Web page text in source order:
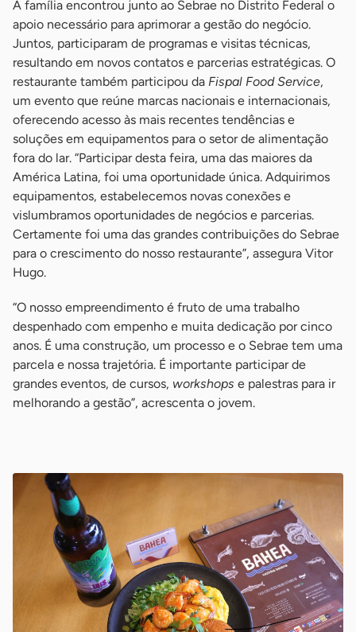
A família encontrou junto ao Sebrae no Distrito Federal o
apoio necessário para aprimorar a gestão do negócio.
Juntos, participaram de programas e visitas técnicas,
resultando em novos contatos e parcerias estratégicas. O
restaurante também participou da Fispal Food Service,
um evento que reúne marcas nacionais e internacionais,
oferecendo acesso às mais recentes tendências e
soluções em equipamentos para o setor de alimentação
fora do lar. “Participar desta feira, uma das maiores da
América Latina, foi uma oportunidade única. Adquirimos
equipamentos, estabelecemos novas conexões e
vislumbramos oportunidades de negócios e parcerias.
Certamente foi uma das grandes contribuições do Sebrae
para o crescimento do nosso restaurante”, assegura Vitor
Hugo.
“O nosso empreendimento é fruto de uma trabalho
despenhado com empenho e muita dedicação por cinco
anos. É uma construção, um processo e o Sebrae tem uma
parcela e nossa trajetória. É importante participar de
grandes eventos, de cursos, workshops e palestras para ir
melhorando a gestão”, acrescenta o jovem.